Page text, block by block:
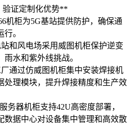
验证定制化优势**
机柜为5G基站提供防护，确保通
。
和风电场采用威图机柜保护逆变
水和紫外线挑战。
通过仿威图机柜集中安装焊接机
处理模块，提升焊接精度和生产效
务器机柜支持42U高密度部署，
数据中心对设备集中管理和高效散